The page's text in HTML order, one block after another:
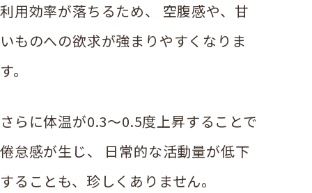
利用効率が落ちるため、 空腹感や、甘
いものへの欲求が強まりやすくなりま
す。
さらに体温が0.3〜0.5度上昇することで
倦怠感が生じ、 日常的な活動量が低下
することも、珍しくありません。